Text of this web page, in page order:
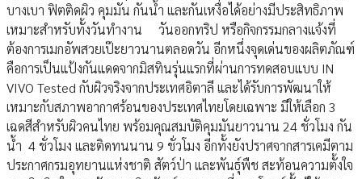
บางเบา ฟิตติดผิว คุมมัน กันน้ำ และกันเหงื่อได้อย่างมีประสิทธิภาพ
เหมาะสำหรับทั้งวันทำงาน วันออกทริป หรือกิจกรรมกลางแจ้งที่
ต้องการเมกอัพสวยเป๊ะยาวนานตลอดวัน อีกหนึ่งจุดเด่นของผลิตภัณฑ์
คือการเป็นแป้งกันแดดจากมิสทินรุ่นแรกที่ผ่านการทดสอบแบบ IN
VIVO Tested กับผิวจริงจากประเทศอิตาลี และได้รับการพัฒนาให้
เหมาะกับสภาพอากาศร้อนของประเทศไทยโดยเฉพาะ มีให้เลือก 3
เฉดสีสำหรับผิวคนไทย พร้อมคุณสมบัติคุมมันยาวนาน 24 ชั่วโมง กัน
น้ำ 4 ชั่วโมง และติดทนนาน 9 ชั่วโมง อีกทั้งยังปราศจากสารเคมีตาม
ประกาศกรมอุทยานแห่งชาติ สัตว์ป่า และพันธุ์พืช สะท้อนความตั้งใจ